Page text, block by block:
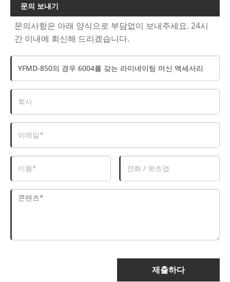
문의 보내기
문의사항은 아래 양식으로 부담없이 보내주세요. 24시
간 이내에 회신해 드리겠습니다.
제출하다